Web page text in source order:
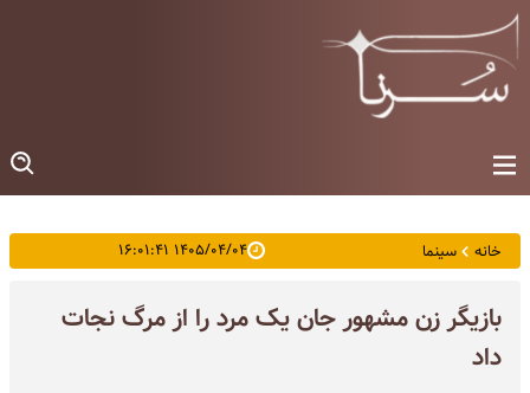
خانه سینما ۱۴۰۵/۰۴/۰۴ ۱۶:۰۱:۴۱
بازیگر زن مشهور جان یک مرد را از مرگ نجات
داد